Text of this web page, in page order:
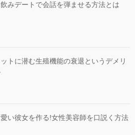
みデートで会話を弾ませる方法とは
トに潜む生殖機能の衰退というデメリ
い彼女を作る!女性美容師を口説く方法